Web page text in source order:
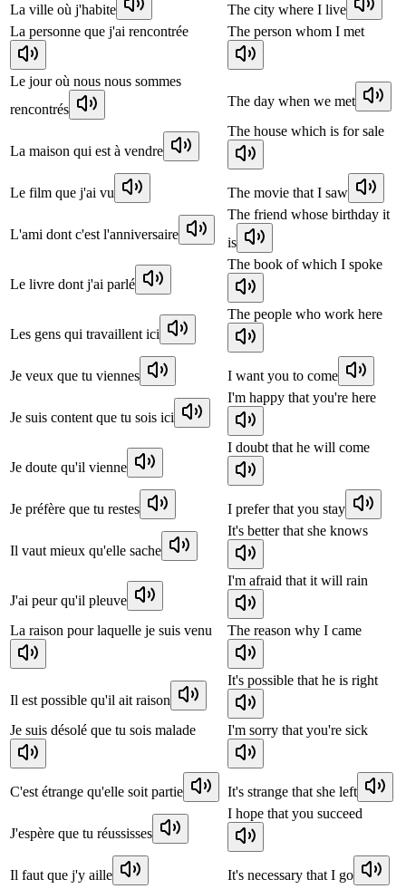
La ville où j'habite
The city where I live
La personne que j'ai rencontrée
The person whom I met
Le jour où nous nous sommes
rencontrés
The day when we met
La maison qui est à vendre
The house which is for sale
Le film que j'ai vu The movie that I saw
L'ami dont c'est l'anniversaire
The friend whose birthday it
is
Le livre dont j'ai parlé
The book of which I spoke
Les gens qui travaillent ici
The people who work here
Je veux que tu viennes I want you to come
Je suis content que tu sois ici
I'm happy that you're here
Je doute qu'il vienne
I doubt that he will come
Je préfère que tu restes I prefer that you stay
Il vaut mieux qu'elle sache
It's better that she knows
J'ai peur qu'il pleuve
I'm afraid that it will rain
La raison pour laquelle je suis venu The reason why I came
Il est possible qu'il ait raison
It's possible that he is right
Je suis désolé que tu sois malade I'm sorry that you're sick
C'est étrange qu'elle soit partie It's strange that she left
J'espère que tu réussisses
I hope that you succeed
Il faut que j'y aille It's necessary that I go